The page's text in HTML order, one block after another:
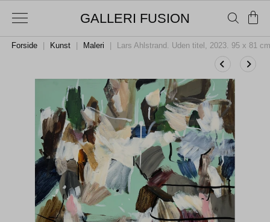
GALLERI FUSION
Forside Kunst Maleri Lars Ahlstrand. Uden titel, 2023. 95 x 81 cm